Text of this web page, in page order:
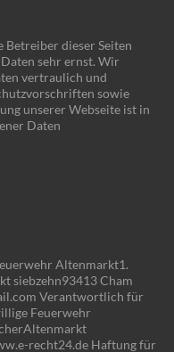
dieser Seiten
sehr ernst. Wir
vertraulich und
sowie
unserer Webseite ist in
Daten
Altenmarkt1.
siebzehn93413 Cham
Verantwortlich für
Feuerwehr
recht24.de Haftung für